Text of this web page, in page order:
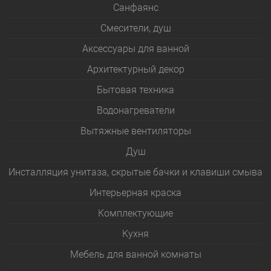
Санфаянс
Смесители, душ
Аксессуары для ванной
Архитектурный декор
Бытовая техника
Водонагреватели
Вытяжные вентиляторы
Душ
Инсталляция унитаза, скрытые бачки и клавиши смыва
Интерьерная краска
Комплектующие
Кухня
Мебель для ванной комнаты